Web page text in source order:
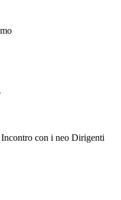
con i neo Dirigenti